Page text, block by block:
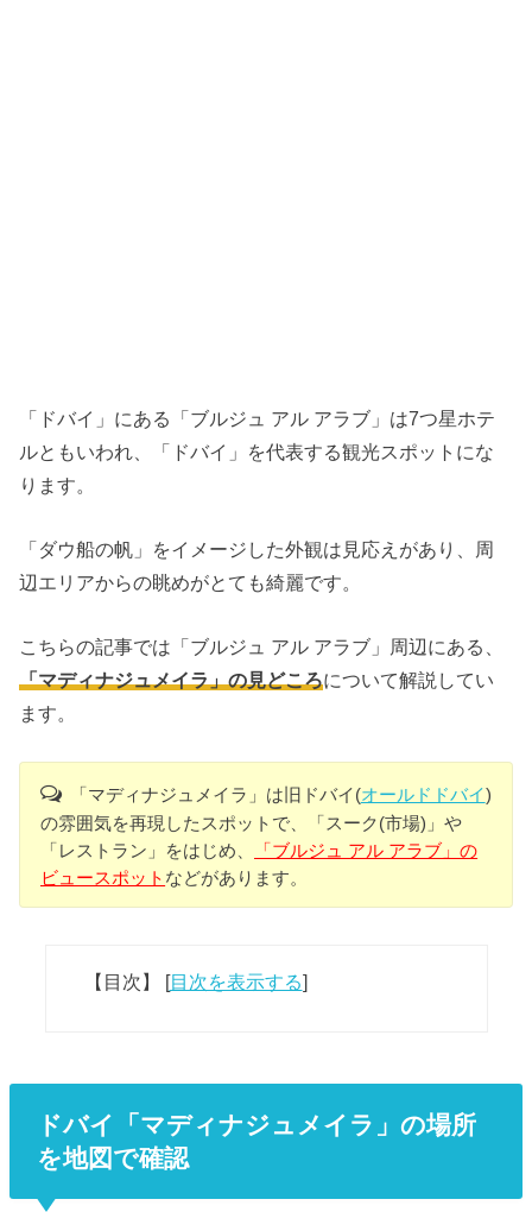
「ドバイ」にある「ブルジュ アル アラブ」は7つ星ホテ
ルともいわれ、「ドバイ」を代表する観光スポットにな
ります。
「ダウ船の帆」をイメージした外観は見応えがあり、周
辺エリアからの眺めがとても綺麗です。
こちらの記事では「ブルジュ アル アラブ」周辺にある、
「マディナジュメイラ」の見どころについて解説してい
ます。
「マディナジュメイラ」は旧ドバイ(オールドドバイ)
の雰囲気を再現したスポットで、「スーク(市場)」や
「レストラン」をはじめ、
「ブルジュ アル アラブ」の
ビュースポット などがあります。
【目次】 [目次を表示する]
ドバイ「マディナジュメイラ」の場所
を地図で確認